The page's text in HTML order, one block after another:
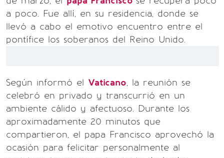
a poco. Fue allí, en su residencia, donde se
llevó a cabo el emotivo encuentro entre el
pontífice los soberanos del Reino Unido.
Según informó el Vaticano, la reunión se
celebró en privado y transcurrió en un
ambiente cálido y afectuoso. Durante los
aproximadamente 20 minutos que
compartieron, el papa Francisco aprovechó la
ocasión para felicitar personalmente al